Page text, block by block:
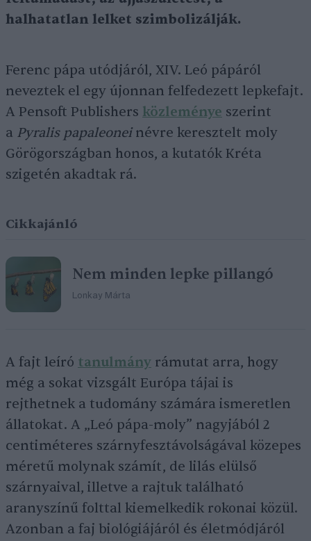
halhatatlan lelket szimbolizálják.
Ferenc pápa utódjáról, XIV. Leó pápáról
neveztek el egy újonnan felfedezett lepkefajt.
A Pensoft Publishers közleménye szerint
a Pyralis papaleonei névre keresztelt moly
Görögországban honos, a kutatók Kréta
szigetén akadtak rá.
Cikkajánló
Nem minden lepke pillangó
Lonkay Márta
A fajt leíró tanulmány rámutat arra, hogy
még a sokat vizsgált Európa tájai is
rejthetnek a tudomány számára ismeretlen
állatokat. A „Leó pápa-moly” nagyjából 2
centiméteres szárnyfesztávolságával közepes
méretű molynak számít, de lilás elülső
szárnyaival, illetve a rajtuk található
aranyszínű folttal kiemelkedik rokonai közül.
Azonban a faj biológiájáról és életmódjáról